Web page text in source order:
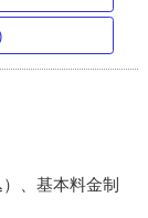
、基本料金制